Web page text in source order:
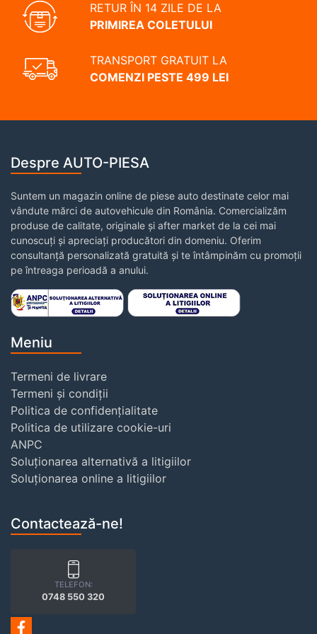
RETUR ÎN 14 ZILE DE LA
PRIMIREA COLETULUI
TRANSPORT GRATUIT LA
COMENZI PESTE 499 LEI
Despre AUTO-PIESA
Suntem un magazin online de piese auto destinate celor mai
vândute mărci de autovehicule din România. Comercializăm
produse de calitate, originale și after market de la cei mai
cunoscuți și apreciați producători din domeniu. Oferim
consultanță personalizată gratuită și te întâmpinăm cu promoții
pe întreaga perioadă a anului.
Meniu
Termeni de livrare
Termeni și condiții
Politica de confidențialitate
Politica de utilizare cookie-uri
ANPC
Soluționarea alternativă a litigiilor
Soluționarea online a litigiilor
Contactează-ne!
TELEFON:
0748 550 320